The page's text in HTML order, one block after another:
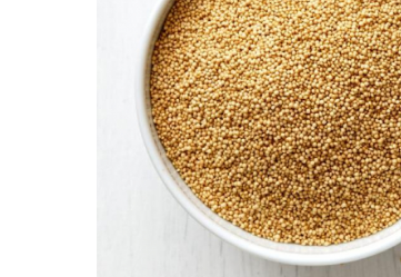
BĂUTURI / LAPTE VEGETAL
OREZ ȘI CEREALE
CREME ȘI PASTE TARTINABILE
CEAIURI GRECEȘTI
CIOCOLATĂ ȘI CACAO